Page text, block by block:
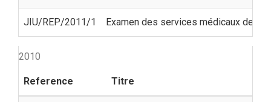
JIU/REP/2011/1 Examen des services médicaux des
2010
Reference Titre